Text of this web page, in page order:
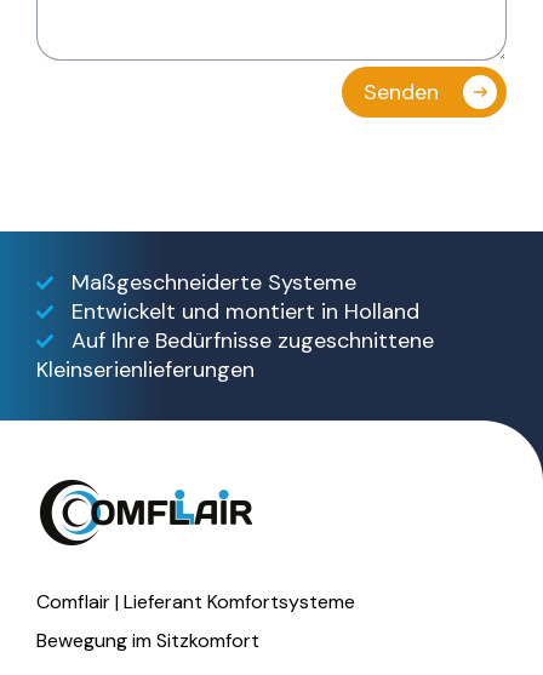
Maßgeschneiderte Systeme
Entwickelt und montiert in Holland
Auf Ihre Bedürfnisse zugeschnittene
Kleinserienlieferungen
Comflair | Lieferant Komfortsysteme
Bewegung im Sitzkomfort